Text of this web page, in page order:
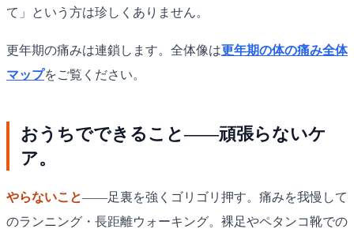
て」という方は珍しくありません。
更年期の痛みは連鎖します。全体像は更年期の体の痛み全体
マップをご覧ください。
おうちでできること——頑張らないケ
ア。
やらないこと——足裏を強くゴリゴリ押す。痛みを我慢して
のランニング・長距離ウォーキング。裸足やペタンコ靴での